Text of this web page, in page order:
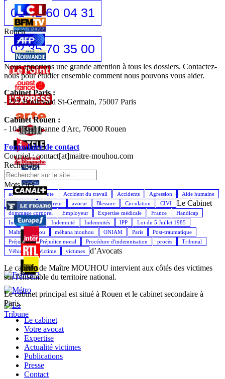
01 42 60 04 31
Rouen
02 35 70 35 00
Nous apportons une grande attention à tous les dossiers. Contactez-
nous pour étudier ensemble comment nous pouvons vous aider.
Cabinet Paris :
- 222 Boulevard St-Germain, 75007 Paris
Cabinet Rouen :
- 104 Rue Jeanne d'Arc, 76000 Rouen
Formulaire de contact
Courriel : contact[at]maitre-mouhou.com
Rechercher
Mots cles
accident de la route Accident du travail Accidents Agression
Aide humaine
Assistance
Assureur avocat Blessure Circulation
CIVI
dommage corporel
Employeur Expertise médicale France
Handicap
Indemnisation
Indemnité Indemnités IPP
Loi du 5 Juillet 1985
Maître Mouhou
méhana mouhou ONIAM Paris
Post-traumatique
Préjudice
Préjudice moral Procédure d'indemnisation procès
Tribunal
Véhicule
Victime victimes
Le Cabinet
d’Avocats
Le cabinet de Maître MOUHOU intervient aux côtés des victimes
sur l'ensemble du territoire national.
Le cabinet principal est situé à Rouen et le cabinet secondaire à
Paris.
Le cabinet
Votre avocat
Expertise
Actualité victimes
Publications
Presse
Contact